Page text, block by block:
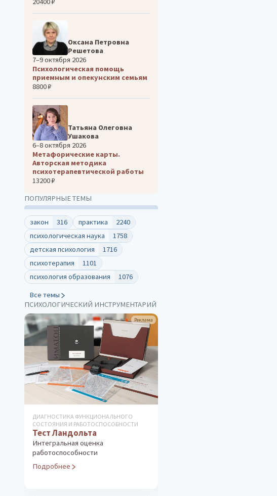
Оксана Петровна
Решетова
7–9 октября 2026
Психологическая помощь
приемным и опекунским семьям
8800 ₽
Татьяна Олеговна
Ушакова
6–8 октября 2026
Метафорические карты.
Авторская методика
психотерапевтической работы
13200 ₽
ПОПУЛЯРНЫЕ ТЕМЫ
закон 316 практика
2240
психологическая наука
1758
детская психология
1716
психотерапия
1101
психология образования
1076
Все темы
ПСИХОЛОГИЧЕСКИЙ ИНСТРУМЕНТАРИЙ
Реклама
ДИАГНОСТИКА ФУНКЦИОНАЛЬНОГО
СОСТОЯНИЯ И РАБОТОСПОСОБНОСТИ
Тест Ландольта
Интегральная оценка
работоспособности
Подробнее